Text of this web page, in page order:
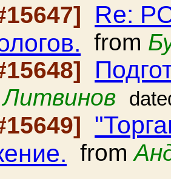
Re:
from
from